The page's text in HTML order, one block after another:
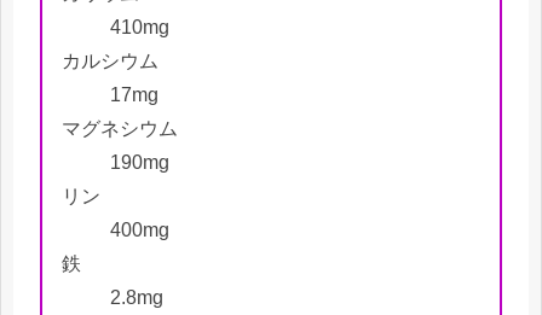
410mg
カルシウム
17mg
マグネシウム
190mg
リン
400mg
鉄
2.8mg